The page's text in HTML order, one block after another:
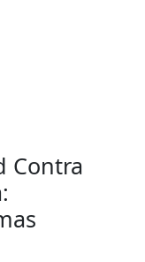
Contra